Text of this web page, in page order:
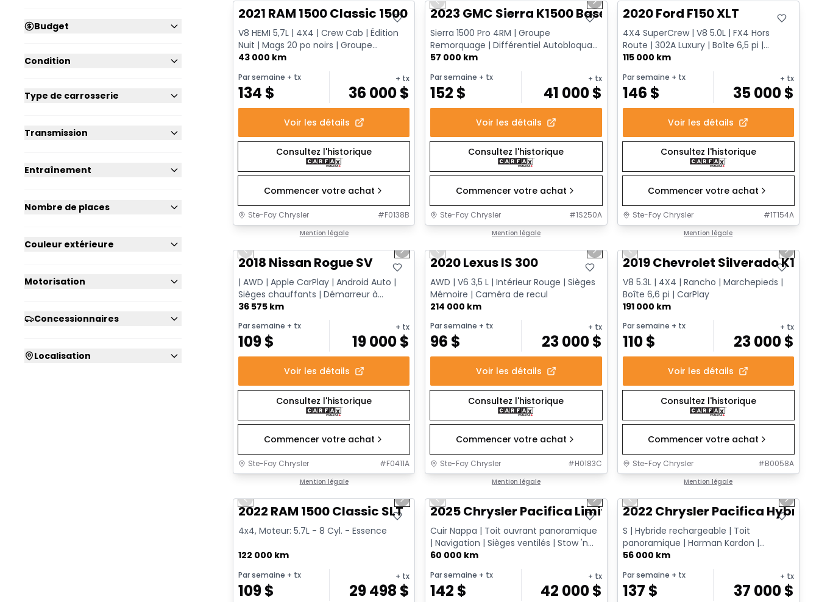
Budget
Condition
Type de carrosserie
Transmission
Entraînement
Nombre de places
Couleur extérieure
Motorisation
Concessionnaires
Localisation
2021 RAM 1500 Classic 1500 Express
V8 HEMI 5,7L | 4X4 | Crew Cab | Édition
Nuit | Mags 20 po noirs | Groupe
remorquage
43 000 km
Par semaine + tx
134 $
+ tx
36 000$
Voir les détails
Consultez l'historique
Commencer votre achat
Ste-Foy Chrysler #F0138B
Mention légale
Previous slide Next slide
2023 GMC Sierra K1500 Base
Sierra 1500 Pro 4RM | Groupe
Remorquage | Différentiel Autobloquant
| CarPlay Sans Fil | Doublure Va...
57 000 km
Par semaine + tx
152 $
+ tx
41 000$
Voir les détails
Consultez l'historique
Commencer votre achat
Ste-Foy Chrysler #1S250A
Mention légale
2020 Ford F150 XLT
4X4 SuperCrew | V8 5.0L | FX4 Hors
Route | 302A Luxury | Boîte 6,5 pi |
Remorquage
115 000 km
Par semaine + tx
146 $
+ tx
35 000$
Voir les détails
Consultez l'historique
Commencer votre achat
Ste-Foy Chrysler #1T154A
Mention légale
Très bonne offre
Previous slide Next slide
2018 Nissan Rogue SV
| AWD | Apple CarPlay | Android Auto |
Sièges chauffants | Démarreur à
distance
36 575 km
Par semaine + tx
109$
+ tx
19 000$
Voir les détails
Consultez l'historique
Commencer votre achat
Ste-Foy Chrysler #F0411A
Mention légale
Très bonne offre
Previous slide Next slide
2020 Lexus IS 300
AWD | V6 3,5 L | Intérieur Rouge | Sièges
Mémoire | Caméra de recul
214 000 km
Par semaine + tx
96 $
+ tx
23 000$
Voir les détails
Consultez l'historique
Commencer votre achat
Ste-Foy Chrysler #H0183C
Mention légale
Très bonne offre
Previous slide Next
2019 Chevrolet Silverado
V8 5.3L | 4X4 | Rancho | Marchepieds |
Boîte 6,6 pi | CarPlay
191 000 km
Par semaine + tx
110$
+ tx
23 000$
Voir les détails
Consultez l'historique
Commencer votre achat
Ste-Foy Chrysler #B0058A
Mention légale
Très bonne offre
Previous slide Next slide
2022 RAM 1500 Classic SLT
4x4, Moteur: 5.7L - 8 Cyl. - Essence
122 000 km
Par semaine + tx
109$
+ tx
29 498 $
Très bonne offre
Previous slide Next slide
2025 Chrysler Pacifica Limited
Cuir Nappa | Toit ouvrant panoramique
| Navigation | Sièges ventilés | Stow 'n
Go | Apple CarPlay & ...
60 000 km
Par semaine + tx
142 $
+ tx
42 000$
Très bonne offre
Previous slide Next
2022 Chrysler Pacifica Hybrid
S | Hybride rechargeable | Toit
panoramique | Harman Kardon |
Caméra 360 | Écrans arrière Fire TV | ...
56 000 km
Par semaine + tx
137 $
+ tx
37 000$